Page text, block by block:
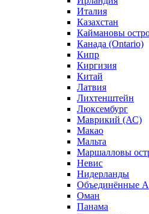
Италия
Казахстан
Каймановы
Канада (Ontario)
Кипр
Киргизия
Китай
Латвия
Лихтенштейн
Люксембург
Маврикий (АС)
Макао
Мальта
Маршалловы
Нeвис
Нидерланды
Объединённые
Оман
Панама